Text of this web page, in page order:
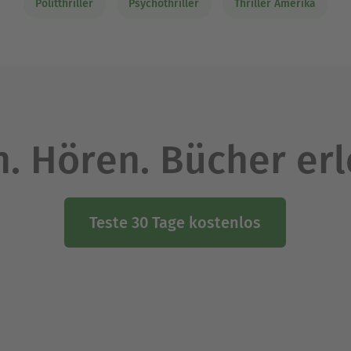
Politthriller Psychothriller Thriller Amerika
Hören. Bücher
Teste 30 Tage kostenlos